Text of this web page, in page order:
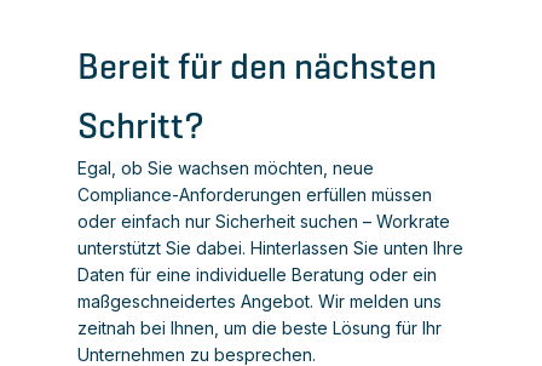
Bereit für den nächsten
Schritt?
Egal, ob Sie wachsen möchten, neue
Compliance-Anforderungen erfüllen müssen
oder einfach nur Sicherheit suchen – Workrate
unterstützt Sie dabei. Hinterlassen Sie unten Ihre
Daten für eine individuelle Beratung oder ein
maßgeschneidertes Angebot. Wir melden uns
zeitnah bei Ihnen, um die beste Lösung für Ihr
Unternehmen zu besprechen.